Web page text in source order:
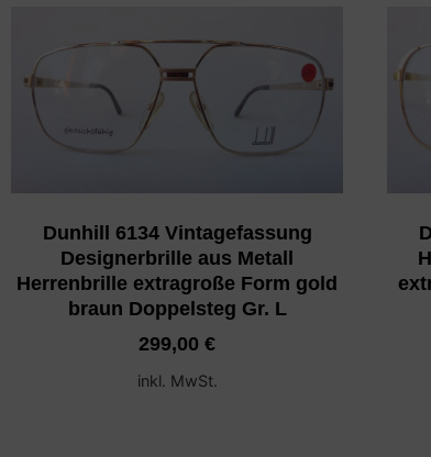
Dunhill 6134 Vintagefassung
Designerbrille aus Metall
Herrenbrille extragroße Form gold
braun Doppelsteg Gr. L
299,00€
inkl. MwSt.